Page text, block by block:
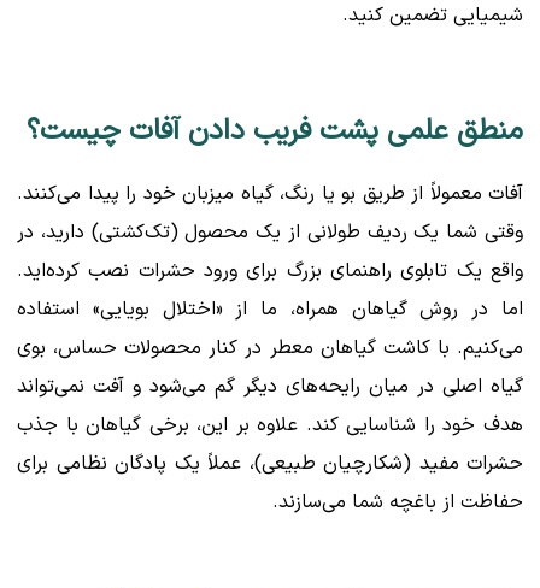
شیمیایی تضمین کنید.
منطق علمی پشت فریب دادن آفات چیست؟
آفات معمولاً از طریق بو یا رنگ، گیاه میزبان خود را پیدا می‌کنند.
وقتی شما یک ردیف طولانی از یک محصول (تک‌کشتی) دارید، در
واقع یک تابلوی راهنمای بزرگ برای ورود حشرات نصب کرده‌اید.
اما در روش گیاهان همراه، ما از «اختلال بویایی» استفاده
می‌کنیم. با کاشت گیاهان معطر در کنار محصولات حساس، بوی
گیاه اصلی در میان رایحه‌های دیگر گم می‌شود و آفت نمی‌تواند
هدف خود را شناسایی کند. علاوه بر این، برخی گیاهان با جذب
حشرات مفید (شکارچیان طبیعی)، عملاً یک پادگان نظامی برای
حفاظت از باغچه شما می‌سازند.